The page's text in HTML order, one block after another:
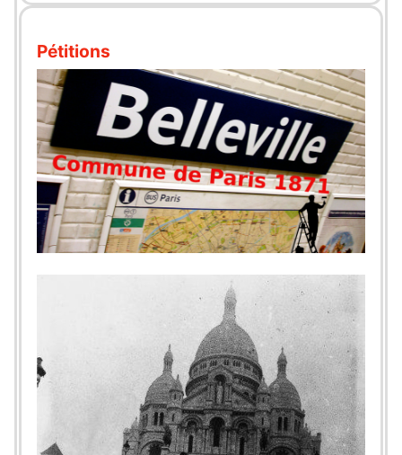
Pétitions